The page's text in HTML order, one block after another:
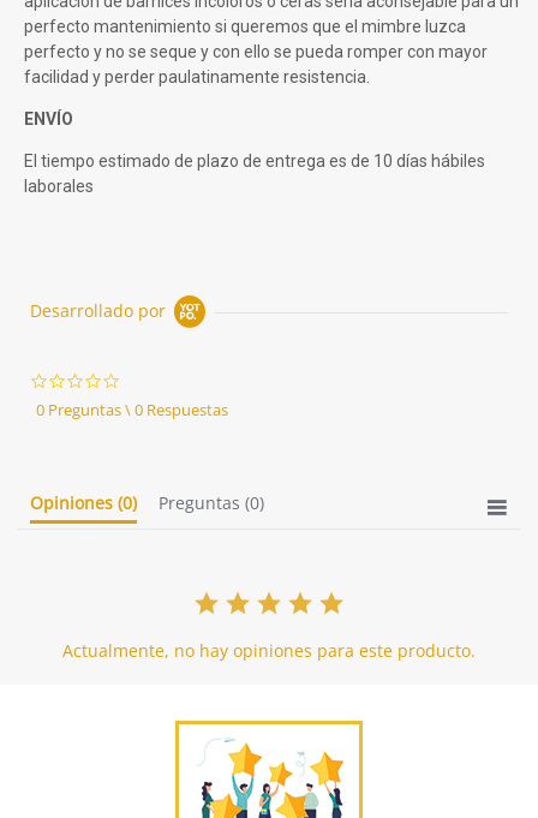
perfecto mantenimiento si queremos que el mimbre luzca
perfecto y no se seque y con ello se pueda romper con mayor
facilidad y perder paulatinamente resistencia.
ENVÍO
El tiempo estimado de plazo de entrega es de 10 días hábiles
laborales
Desarrollado por
star
rating
0 Preguntas \ 0 Respuestas
Opiniones (0) Preguntas (0)
Actualmente, no hay opiniones para este producto.